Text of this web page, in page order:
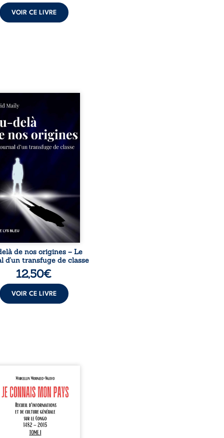
VOIR CE LIVRE
un milieu populaire où
et les fractures
tenaient lieu de
David a choisi la
Très tôt, l’école et les
deviennent ses armes de
sociale. S’arracher à
exige pourtant un
Pris entre deux
l’homme réalise que
professionnels ne
guérissent ni ...
de nos origines – Le
d’un transfuge de classe
12,50€
VOIR CE LIVRE
mon pays se
comme une œuvre de
et d’éveil civique,
à raviver la mémoire
En retraçant les
étapes de l’histoire
il entend combattre
le repli identitaire